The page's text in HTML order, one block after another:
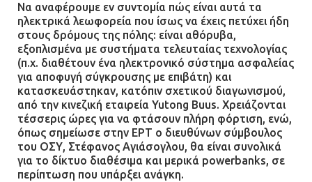
Να αναφέρουμε εν συντομία πώς είναι αυτά τα
ηλεκτρικά λεωφορεία που ίσως να έχεις πετύχει ήδη
στους δρόμους της πόλης: είναι αθόρυβα,
εξοπλισμένα με συστήματα τελευταίας τεχνολογίας
(π.χ. διαθέτουν ένα ηλεκτρονικό σύστημα ασφαλείας
για αποφυγή σύγκρουσης με επιβάτη) και
κατασκευάστηκαν, κατόπιν σχετικού διαγωνισμού,
από την κινεζική εταιρεία Yutong Buus. Χρειάζονται
τέσσερις ώρες για να φτάσουν πλήρη φόρτιση, ενώ,
όπως σημείωσε στην ΕΡΤ ο διευθύνων σύμβουλος
του ΟΣΥ, Στέφανος Αγιάσογλου, θα είναι συνολικά
για το δίκτυο διαθέσιμα και μερικά powerbanks, σε
περίπτωση που υπάρξει ανάγκη.